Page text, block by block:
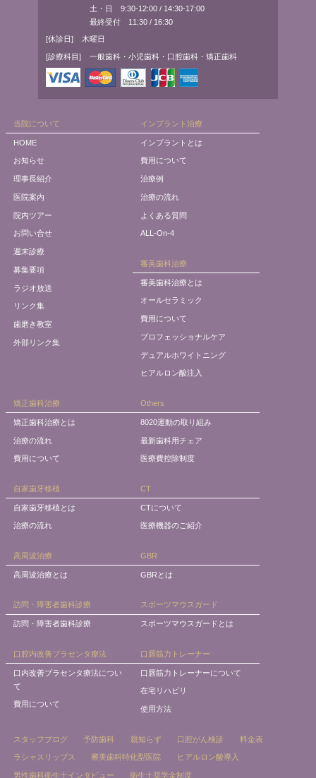
土・日 9:30-12:00 / 14:30-17:00
最終受付 11:30 / 16:30
[休診日] 木曜日
[診療科目] 一般歯科・小児歯科・口腔歯科・矯正歯科
当院について
HOME
お知らせ
理事長紹介
医院案内
院内ツアー
お問い合せ
週末診療
募集要項
ラジオ放送
リンク集
歯磨き教室
外部リンク集
インプラント治療
インプラントとは
費用について
治療例
治療の流れ
よくある質問
ALL-On-4
審美歯科治療
審美歯科治療とは
オールセラミック
費用について
プロフェッショナルケア
デュアルホワイトニング
ヒアルロン酸注入
矯正歯科治療
矯正歯科治療とは
治療の流れ
費用について
Others
8020運動の取り組み
最新歯科用チェア
医療費控除制度
自家歯牙移植
自家歯牙移植とは
治療の流れ
CT
CTについて
医療機器のご紹介
高周波治療
高周波治療とは
GBR
GBRとは
訪問・障害者歯科診療
訪問・障害者歯科診療
スポーツマウスガード
スポーツマウスガードとは
口腔内改善プラセンタ療法
口内改善プラセンタ療法につい
て
費用について
口唇筋力トレーナー
口唇筋力トレーナーについて
在宅リハビリ
使用方法
スタッフブログ 予防歯科 親知らず 口腔がん検診 料金表
ラシャスリップス 審美歯科特化型医院 ヒアルロン酸導入
男性歯科衛生士インタビュー 衛生士奨学金制度